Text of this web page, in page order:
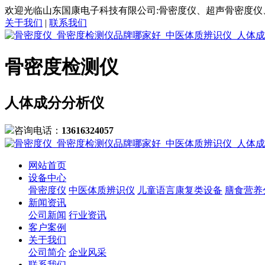
欢迎光临山东国康电子科技有限公司:骨密度仪、超声骨密度
关于我们 | 联系我们
骨密度检测仪
人体成分分析仪
咨询电话： 13616324057
网站首页
设备中心
骨密度仪 中医体质辨识仪 儿童语言康复类设备 膳食营
新闻资讯
公司新闻 行业资讯
客户案例
关于我们
公司简介 企业风采